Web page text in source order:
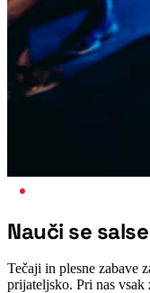
Nauči se
Tečaji in plesne zabave
prijateljsko. Pri nas vsak